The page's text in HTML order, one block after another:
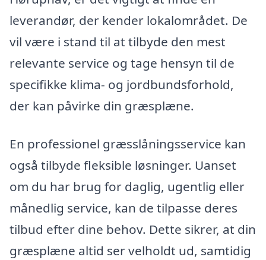
leverandør, der kender lokalområdet. De
vil være i stand til at tilbyde den mest
relevante service og tage hensyn til de
specifikke klima- og jordbundsforhold,
der kan påvirke din græsplæne.
En professionel græsslåningsservice kan
også tilbyde fleksible løsninger. Uanset
om du har brug for daglig, ugentlig eller
månedlig service, kan de tilpasse deres
tilbud efter dine behov. Dette sikrer, at din
græsplæne altid ser velholdt ud, samtidig